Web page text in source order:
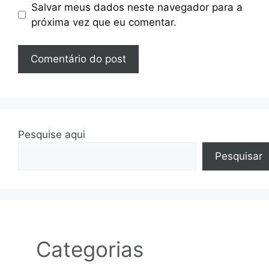
Salvar meus dados neste navegador para a
próxima vez que eu comentar.
Pesquise aqui
Pesquisar
Categorias